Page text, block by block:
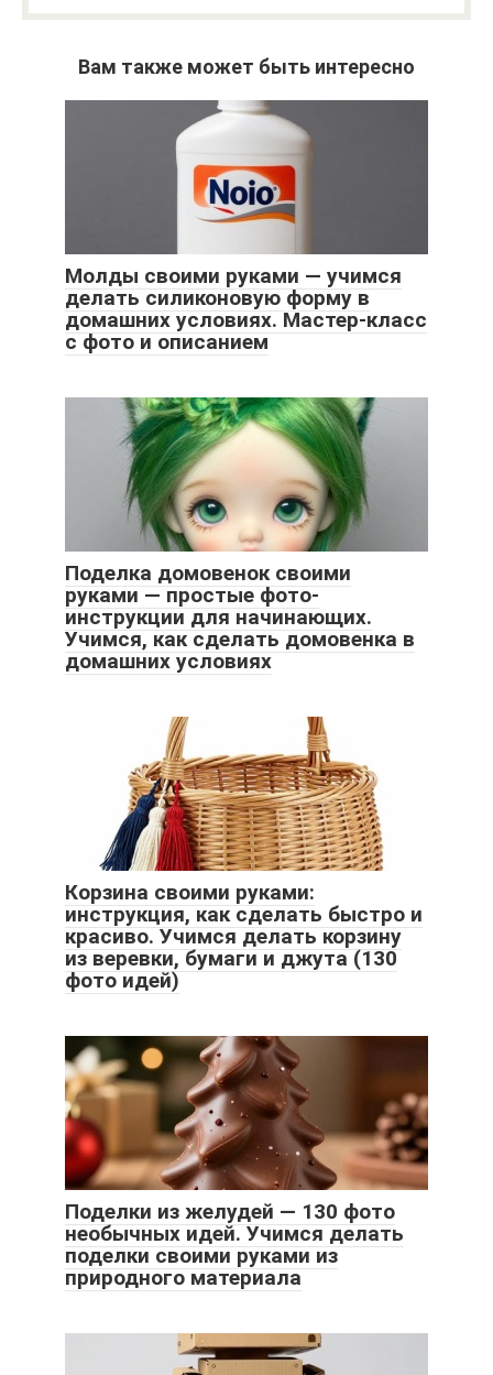
Вам также может быть интересно
Молды своими руками — учимся
делать силиконовую форму в
домашних условиях. Мастер-класс
с фото и описанием
Поделка домовенок своими
руками — простые фото-
инструкции для начинающих.
Учимся, как сделать домовенка в
домашних условиях
Корзина своими руками:
инструкция, как сделать быстро и
красиво. Учимся делать корзину
из веревки, бумаги и джута (130
фото идей)
Поделки из желудей — 130 фото
необычных идей. Учимся делать
поделки своими руками из
природного материала